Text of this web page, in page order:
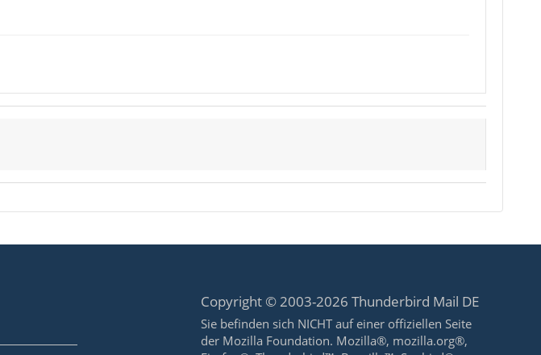
Copyright © 2003-2026 Thunderbird Mail DE
Sie befinden sich NICHT auf einer offiziellen Seite
der Mozilla Foundation. Mozilla®, mozilla.org®,